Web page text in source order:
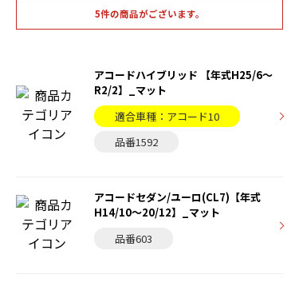
5件の商品がございます。
アコードハイブリッド 【年式H25/6〜
R2/2】_マット
適合車種：アコード10
品番1592
アコードセダン/ユーロ(CL7)【年式
H14/10〜20/12】_マット
品番603